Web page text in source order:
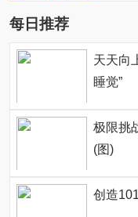
每日推荐
天天向
睡觉”
极限挑
(图)
创造